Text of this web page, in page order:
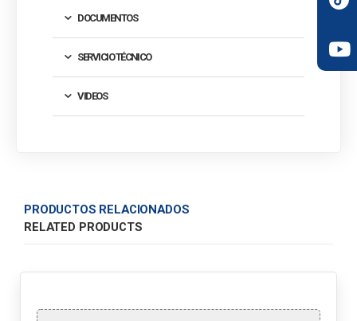
DOCUMENTOS
SERVICIO TÉCNICO
VIDEOS
PRODUCTOS RELACIONADOS
RELATED PRODUCTS